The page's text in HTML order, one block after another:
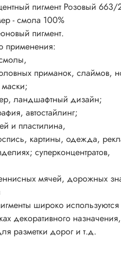
пигмент Розовый 663/
- смола 100%
пигмент.
применения:
приманок, слаймов,
ландшафтный дизайн;
автостайлинг;
и пластилина,
картины, одежда,
суперконцентратов,
мячей, дорожных
широко используются
декоративного
разметки дорог и т.д.